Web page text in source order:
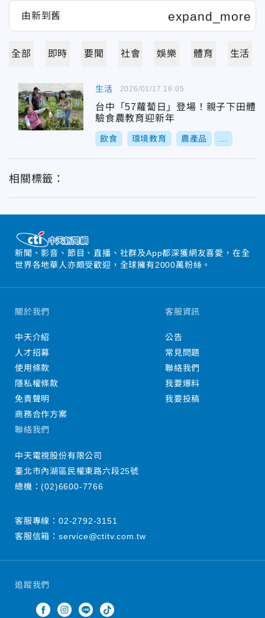
全部 即時 要聞 社會 娛樂 體育 生活
生活
台中「57蘿蔔日」登場！親子下田體
驗食農教育迎新年
飲食 環境教育 農產品
2026/01/17 16:05
相關標籤：
新聞、影音、節目、直播、社群及App都深獲網友喜愛，在全
世界各地華人亦頗受歡迎，全球擁有2000萬粉絲。
追蹤我們
關於我們
中天介紹
人才招募
使用條款
隱私權條款
免責聲明
商務合作方案
客服資訊
公告
常見問題
聯絡我們
我要爆料
我要投稿
聯絡我們
中天電視股份有限公司
臺北市內湖區民權東路六段25號
總機：(02)6600-7766
客服專線： 02-2792-3151
客服信箱： service@ctitv.com.tw